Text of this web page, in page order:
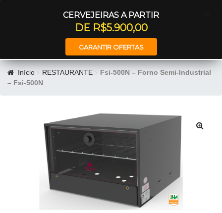
CERVEJEIRAS A PARTIR
DE R$5.900,00
GARANTIR OFERTAS
Início RESTAURANTE
Fsi-500N – Forno Semi-Industrial
– Fsi-500N